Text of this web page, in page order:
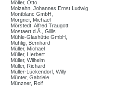
Möller, Otto
Molzahn, Johannes Ernst Ludwig
Montblanc GmbH,
Morgner, Michael
Mörstedt, Alfred Traugott
Mostaert d.Ä., Gillis
Mühle-Glashütte GmbH,
Mühlig, Bernhard
Müller, Michael
Müller, Herbert
Müller, Wilhelm
Müller, Richard
Müller-Lückendorf, Willy
Münter, Gabriele
Münzner, Rolf